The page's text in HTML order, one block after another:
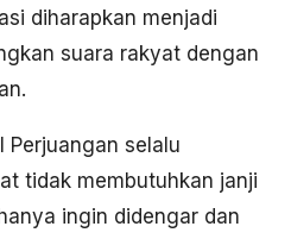
diharapkan menjadi
suara rakyat dengan
Perjuangan selalu
tidak membutuhkan janji
ingin didengar dan